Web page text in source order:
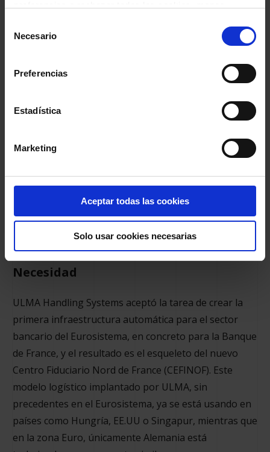
"Configurar mi preferencia".
Necesario
Preferencias
Estadística
Marketing
Aceptar todas las cookies
Solo usar cookies necesarias
con lo mejor de la
logística. Este es el
mayor triunfo, haber
gracias a un sistema
muy sofisticado
Gobernador de la Banque de France
Necesidad
ULMA Handling Systems aceptó la tarea de crear la
primera infraestructura automática para el sector
bancario del Eurosistema, en concreto para la Banque
de France, y el resultado es el esqueleto del nuevo
Centro Fiduciario Nord de France (CEFINOF). Este
modelo logístico implantado por ULMA, sin
precedentes en el Eurosistema, ya se está usando en
países como Hungría, EE.UU o Singapur, mientras que
en la zona Euro, únicamente Alemania está